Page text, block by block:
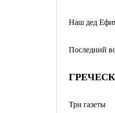
Наш дед
Последний
Три газеты